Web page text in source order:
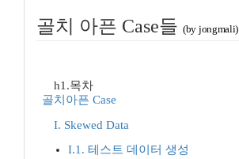
골치 아픈 Case들 (by jongmali)
h1.목차
골치아픈 Case
I. Skewed Data
I.1. 테스트 데이터 생성